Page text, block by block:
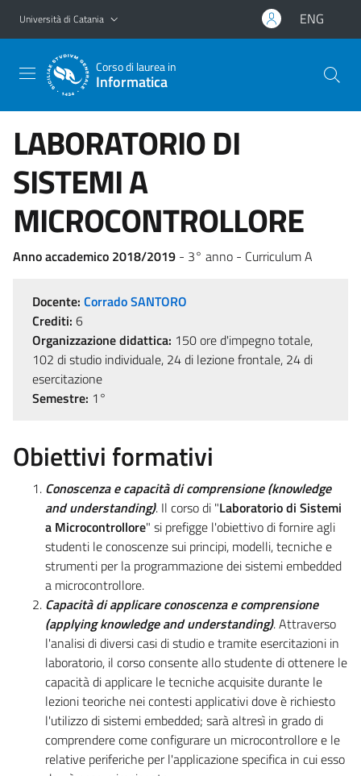
Vai al contenuto principale
Vai al menu di navigazione
Università di Catania ENG
Corso di laurea in
Informatica
LABORATORIO DI
SISTEMI A
MICROCONTROLLORE
Anno accademico 2018/2019 - 3° anno - Curriculum A
Docente: Corrado SANTORO
Crediti: 6
Organizzazione didattica: 150 ore d'impegno totale,
102 di studio individuale, 24 di lezione frontale, 24 di
esercitazione
Semestre: 1°
Obiettivi formativi
Conoscenza e capacità di comprensione (knowledge
and understanding). Il corso di "Laboratorio di Sistemi
a Microcontrollore" si prefigge l'obiettivo di fornire agli
studenti le conoscenze sui principi, modelli, tecniche e
strumenti per la programmazione dei sistemi embedded
a microcontrollore.
Capacità di applicare conoscenza e comprensione
(applying knowledge and understanding). Attraverso
l'analisi di diversi casi di studio e tramite esercitazioni in
laboratorio, il corso consente allo studente di ottenere le
capacità di applicare le tecniche acquisite durante le
lezioni teoriche nei contesti applicativi dove è richiesto
l'utilizzo di sistemi embedded; sarà altresì in grado di
comprendere come configurare un microcontrollore e le
relative periferiche per l'applicazione specifica in cui esso